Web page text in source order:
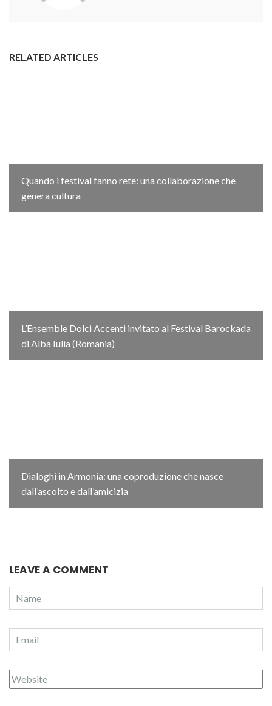
RELATED ARTICLES
Quando i festival fanno rete: una collaborazione che
genera cultura
L’Ensemble Dolci Accenti invitato al Festival Barockada
di Alba Iulia (Romania)
Dialoghi in Armonia: una coproduzione che nasce
dall’ascolto e dall’amicizia
LEAVE A COMMENT